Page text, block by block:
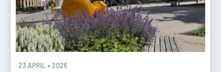
23 APRIL • 2026